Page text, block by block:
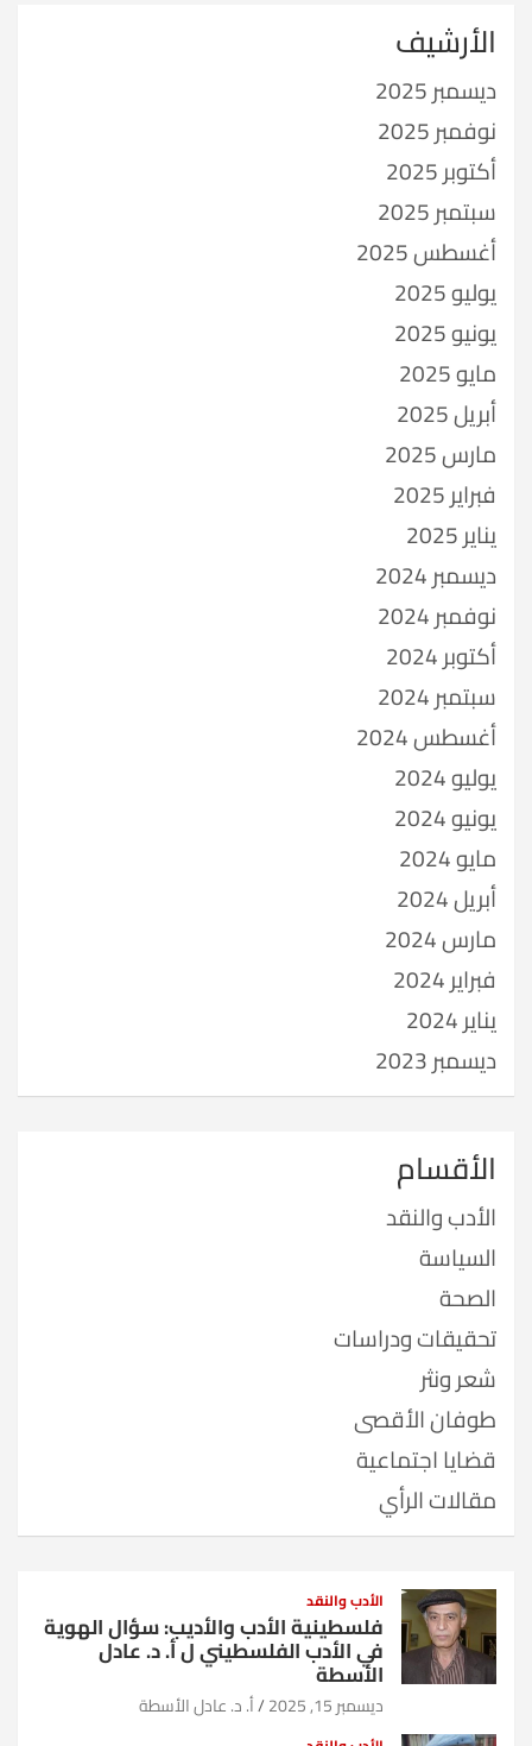
الأرشيف
ديسمبر 2025
نوفمبر 2025
أكتوبر 2025
سبتمبر 2025
أغسطس 2025
يوليو 2025
يونيو 2025
مايو 2025
أبريل 2025
مارس 2025
فبراير 2025
يناير 2025
ديسمبر 2024
نوفمبر 2024
أكتوبر 2024
سبتمبر 2024
أغسطس 2024
يوليو 2024
يونيو 2024
مايو 2024
أبريل 2024
مارس 2024
فبراير 2024
يناير 2024
ديسمبر 2023
الأقسام
الأدب والنقد
السياسة
الصحة
تحقيقات ودراسات
شعر ونثر
طوفان الأقصى
قضايا اجتماعية
مقالات الرأي
الأدب والنقد
فلسطينية الأدب والأديب: سؤال الهوية
في الأدب الفلسطيني ل أ. د. عادل
الأسطة
ديسمبر 15, 2025 أ. د. عادل الأسطة